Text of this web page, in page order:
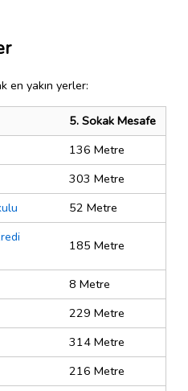
en yakın yerler:
5. Sokak Mesafe
136 Metre
303 Metre
52 Metre
185 Metre
8 Metre
229 Metre
314 Metre
216 Metre